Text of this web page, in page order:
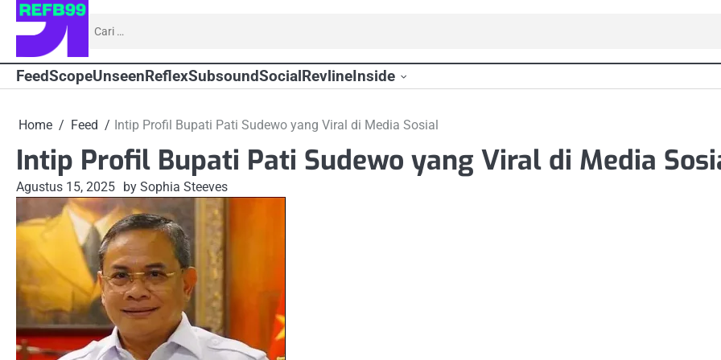
Skip
Cari
FeedScopeUnseenReflexSubsoundSocialRevlineInside
Home Feed Intip Profil Bupati Pati Sudewo yang Viral di Media Sosial
Intip Profil Bupati Pati Sudewo yang Viral di Media
Agustus 15, 2025 by Sophia Steeves